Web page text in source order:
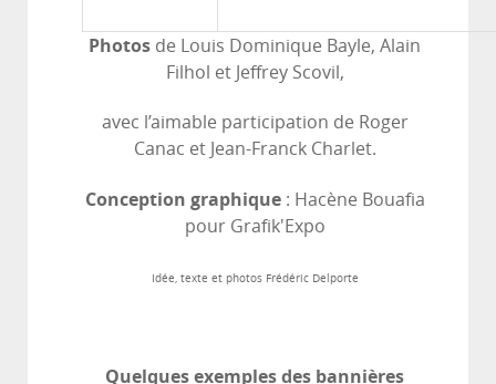
Photos de Louis Dominique Bayle, Alain
Filhol et Jeffrey Scovil,
avec l’aimable participation de Roger
Canac et Jean-Franck Charlet.
Conception graphique: Hacène Bouafia
pour Grafik'Expo
Idée, texte et photos Frédéric Delporte
Quelques exemples des bannières